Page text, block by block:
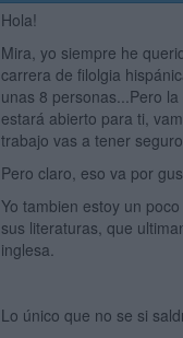
Hola!
Mira, yo siempre he
carrera de filolgia
unas 8 personas...Pero
estará abierto para ti,
trabajo vas a tener
Pero claro, eso va por
Yo tambien estoy un
sus literaturas, que
inglesa.
Lo único que no se si